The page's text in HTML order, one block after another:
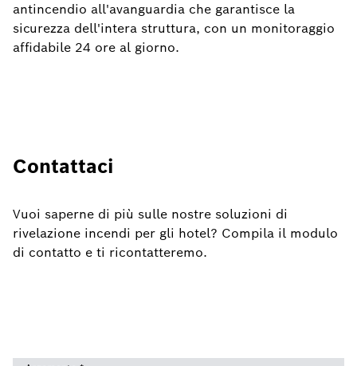
antincendio all'avanguardia che garantisce la
sicurezza dell'intera struttura, con un monitoraggio
affidabile 24 ore al giorno.
Contattaci
Vuoi saperne di più sulle nostre soluzioni di
rivelazione incendi per gli hotel? Compila il modulo
di contatto e ti ricontatteremo.